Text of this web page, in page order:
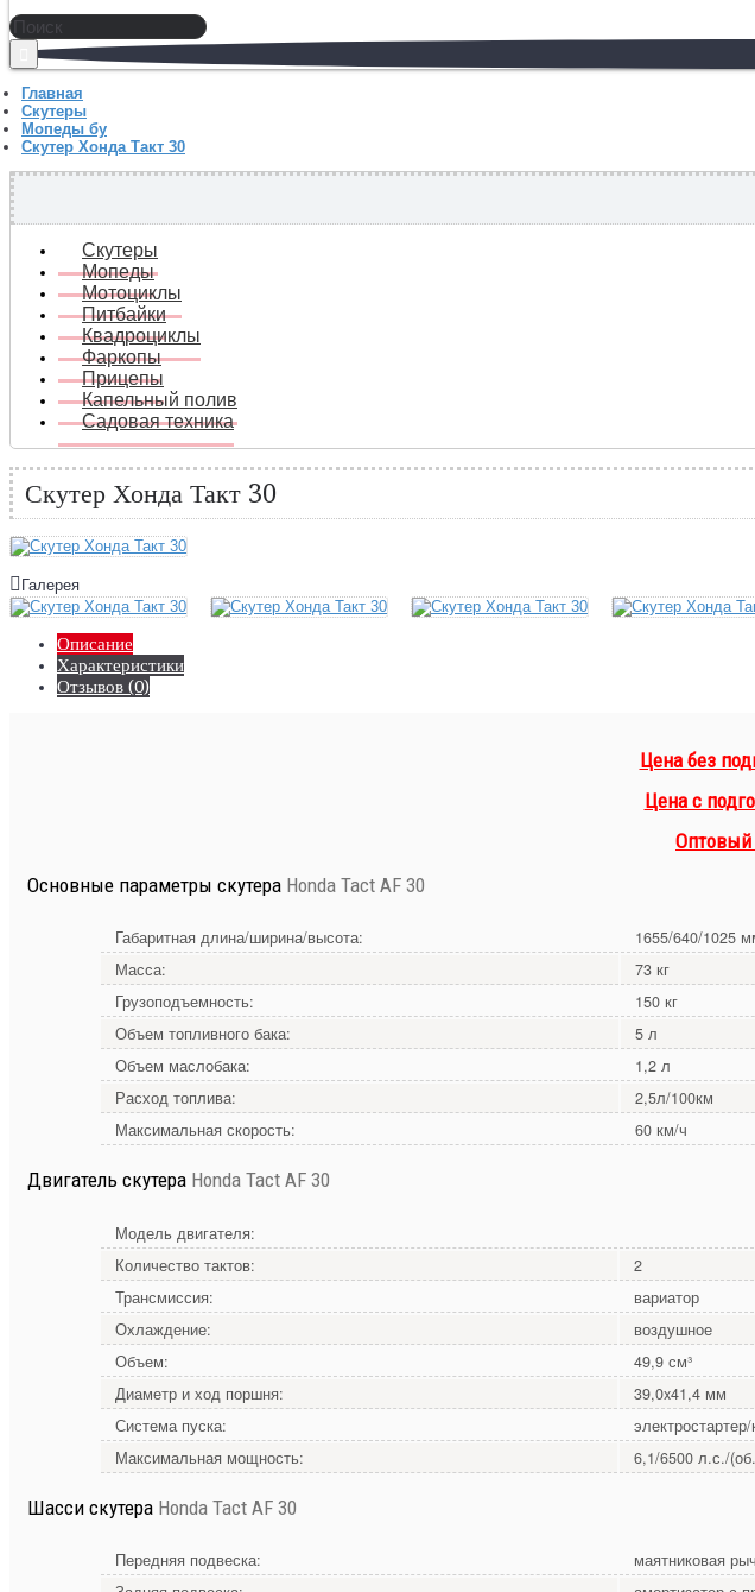
Главная
Скутеры
Мопеды бу
Скутер Хонда Такт 30
Скутеры
Мопеды
Мотоциклы
Питбайки
Квадроциклы
Фаркопы
Прицепы
Капельный полив
Садовая техника
Скутер Хонда Такт 30
Галерея
Описание
Характеристики
Отзывов (0)
Цена без
Цена с
Оптовый
Основные параметры скутера Honda Tact AF 30
Габаритная длина/ширина/высота:
1655/640/1025
Масса:
73 кг
Грузоподъемность:
150 кг
Объем топливного бака:
5 л
Объем маслобака:
1,2 л
Расход топлива:
2,5л/100км
Максимальная скорость:
60 км/ч
Двигатель скутера Honda Tact AF 30
Модель двигателя:
Количество тактов:
2
Трансмиссия:
вариатор
Охлаждение:
воздушное
Объем:
49,9 см³
Диаметр и ход поршня:
39,0x41,4 мм
Система пуска:
электростартер/
Максимальная мощность:
6,1/6500 л.с./
Шасси скутера Honda Tact AF 30
Передняя подвеска:
маятниковая